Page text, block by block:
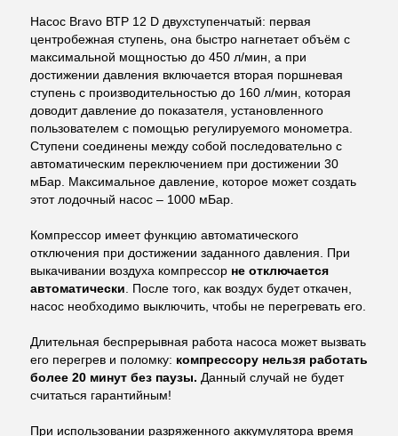
Насос Bravo ВТР 12 D двухступенчатый: первая
центробежная ступень, она быстро нагнетает объём с
максимальной мощностью до 450 л/мин, а при
достижении давления включается вторая поршневая
ступень с производительностью до 160 л/мин, которая
доводит давление до показателя, установленного
пользователем с помощью регулируемого монометра.
Ступени соединены между собой последовательно с
автоматическим переключением при достижении 30
мБар. Максимальное давление, которое может создать
этот лодочный насос – 1000 мБар.
Компрессор имеет функцию автоматического
отключения при достижении заданного давления. При
выкачивании воздуха компрессор не отключается
автоматически . После того, как воздух будет откачен,
насос необходимо выключить, чтобы не перегревать его.
Длительная беспрерывная работа насоса может вызвать
его перегрев и поломку: компрессору нельзя работать
более 20 минут без паузы. Данный случай не будет
считаться гарантийным!
При использовании разряженного аккумулятора время